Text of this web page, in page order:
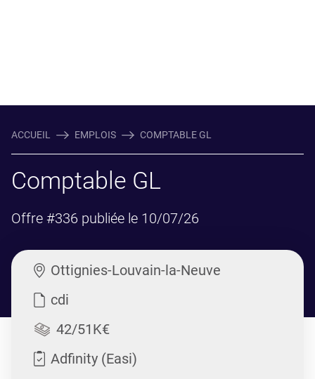
ACCUEIL EMPLOIS COMPTABLE GL
Comptable GL
Offre #336 publiée le 10/07/26
Ottignies-Louvain-la-Neuve
cdi
42/51K€
Adfinity (Easi)